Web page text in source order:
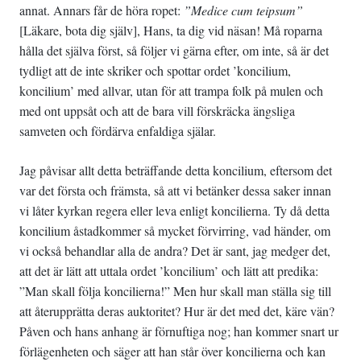
annat. Annars får de höra ropet: ”Medice cum teipsum”
[Läkare, bota dig själv], Hans, ta dig vid näsan! Må roparna
hålla det själva först, så följer vi gärna efter, om inte, så är det
tydligt att de inte skriker och spottar ordet ’koncilium,
koncilium’ med allvar, utan för att trampa folk på mulen och
med ont uppsåt och att de bara vill förskräcka ängsliga
samveten och fördärva enfaldiga själar.
Jag påvisar allt detta beträffande detta koncilium, eftersom det
var det första och främsta, så att vi betänker dessa saker innan
vi låter kyrkan regera eller leva enligt koncilierna. Ty då detta
koncilium åstadkommer så mycket förvirring, vad händer, om
vi också behandlar alla de andra? Det är sant, jag medger det,
att det är lätt att uttala ordet ’koncilium’ och lätt att predika:
”Man skall följa koncilierna!” Men hur skall man ställa sig till
att återupprätta deras auktoritet? Hur är det med det, käre vän?
Påven och hans anhang är förnuftiga nog; han kommer snart ur
förlägenheten och säger att han står över koncilierna och kan